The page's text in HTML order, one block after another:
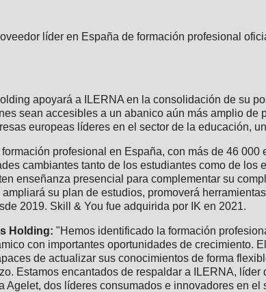
líder en España de formación profesional
apoyará a ILERNA en la consolidación de su
sean accesibles a un abanico aún más amplio de
europeas líderes en el sector de la educación,
profesional en España, con más de 46
cambiantes tanto de los estudiantes como de los
enseñanza presencial para complementar su
su plan de estudios, promoverá
2019. Skill & You fue adquirida por IK en 2021.
Holding: "Hemos identificado la formación
con importantes oportunidades de crecimiento.
de actualizar sus conocimientos de forma
Estamos encantados de respaldar a ILERNA, líder
dos líderes consumados e innovadores en el